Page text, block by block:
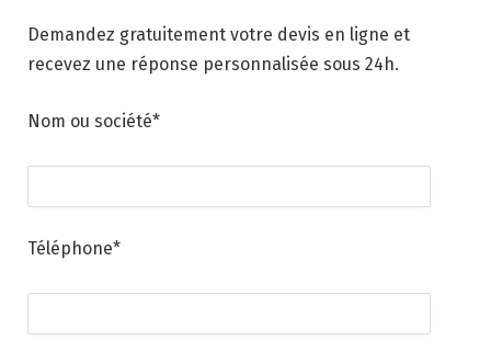
Demandez gratuitement votre devis en ligne et
recevez une réponse personnalisée sous 24h.
Nom ou société*
Téléphone*